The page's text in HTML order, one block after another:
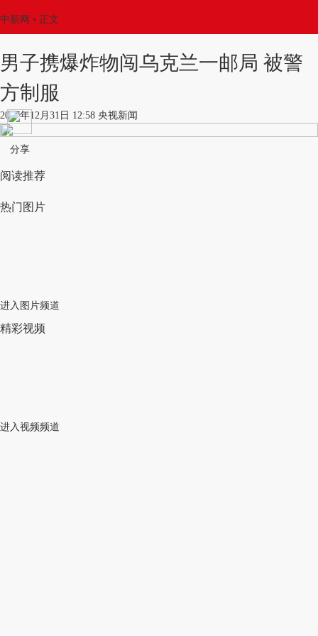
中新网 • 正文
男子携爆炸物闯乌克兰一邮局 被警
方制服
2017年12月31日 12:58 央视新闻
分享
阅读推荐
热门图片
进入图片频道
精彩视频
进入视频频道